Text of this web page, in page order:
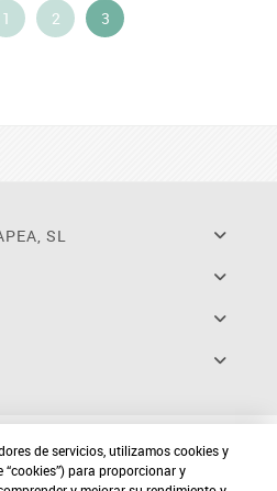
1 2 3
SL
de servicios, utilizamos cookies y
para proporcionar y